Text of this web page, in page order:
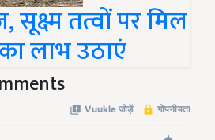
सूक्ष्म तत्वों पर मिल
लाभ उठाएं